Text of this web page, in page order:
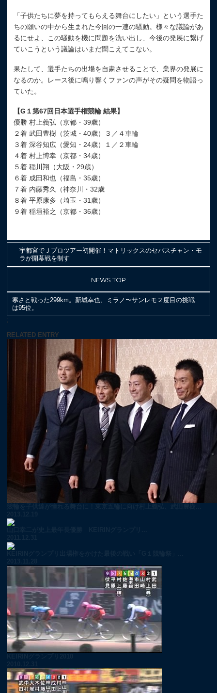
「子供たちに夢を持ってもらえる舞台にしたい」という選手た
ちの願いの中から生まれた今回の一連の騒動。様々な議論があ
るにせよ、この騒動を機に問題を洗い出し、今後の発展に繋げ
ていこうという議論はいまだ聞こえてこない。
果たして、選手たちの出場を自粛させることで、業界の発展に
なるのか。レース後に鳴り響くファンの声がその疑問を物語っ
ていた。
【G１第67回日本選手権競輪 結果】
優勝 村上義弘（京都・39歳）
２着 武田豊樹（茨城・40歳）３／４車輪
３着 深谷知広（愛知・24歳）１／２車輪
４着 村上博幸（京都・34歳）
５着 稲川翔（大阪・29歳）
６着 成田和也（福島・35歳）
７着 内藤秀久（神奈川・32歳
８着 平原康多（埼玉・31歳）
９着 稲垣裕之（京都・36歳）
宇都宮でＪプロツアー初開催！マトリックスのセバスチャン・モ
ラが開幕戦を制す
NEWS TOP
寒さと戦った299km。新城幸也、ミラノ〜サンレモ２度目の挑戦
は95位。
;
RELATED ENTRY